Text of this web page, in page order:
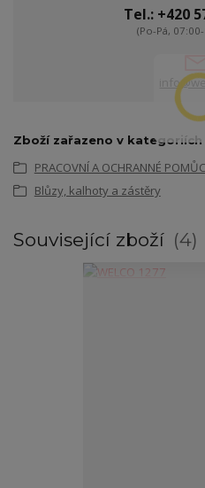
Tel.: +420
(Po-Pá,
Zboží zařazeno v kategoriích
PRACOVNÍ A OCHRANNÉ
Blůzy, kalhoty a zástěry
Související zboží 4